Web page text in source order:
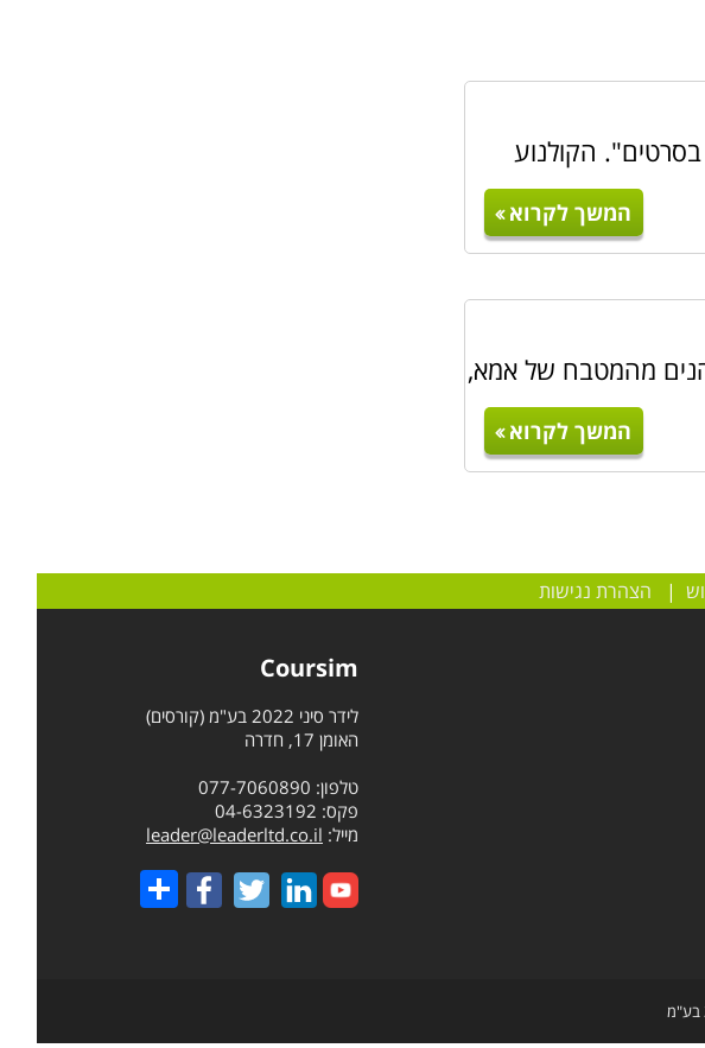
הקולנוע
המשך לקרוא
מהמטבח של אמא,
המשך לקרוא
| הצהרת נגישות
Coursim
לידר סיני 2022 בע"מ (קורסים)
האומן 17, חדרה
טלפון: 077-7060890
פקס: 04-6323192
מייל: leader@leaderltd.co.il
Share